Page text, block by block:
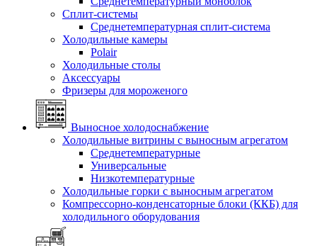
Сплит-системы
Среднетемпературная сплит-система
Холодильные камеры
Polair
Холодильные столы
Аксессуары
Фризеры для мороженого
Выносное холодоснабжение
Холодильные витрины с выносным агрегатом
Среднетемпературные
Универсальные
Низкотемпературные
Холодильные горки с выносным агрегатом
Компрессорно-конденсаторные блоки (ККБ) для
холодильного оборудования